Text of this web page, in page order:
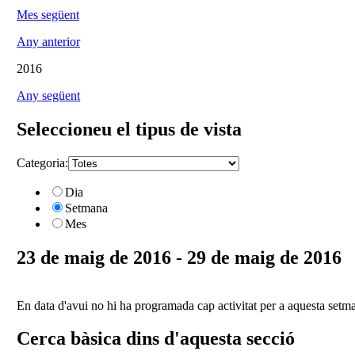
Mes següent
Any anterior
2016
Any següent
Seleccioneu el tipus de vista
Categoria:
Dia
Setmana
Mes
23 de maig de 2016 - 29 de maig de 2016
En data d'avui no hi ha programada cap activitat per a aquesta
Cerca bàsica dins d'aquesta secció